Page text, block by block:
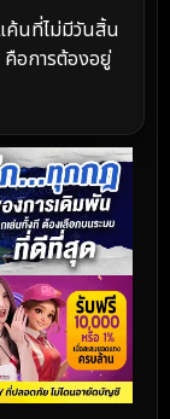
ค้นที่ไม่มีวันสิ้น
คือการต้องอยู่